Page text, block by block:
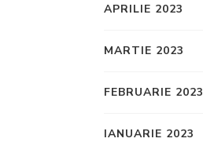
APRILIE 2023
MARTIE 2023
FEBRUARIE 2023
IANUARIE 2023